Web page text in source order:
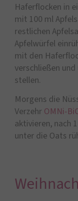
Haferflocken in
mit 100 ml
restlichen
Apfelwürfel
mit den
verschließen
stellen.
Morgens die
Verzehr OMNi-
aktivieren, nach
unter die Oats